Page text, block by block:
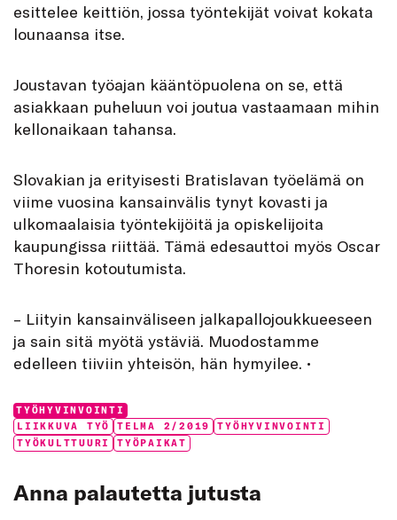
esittelee keittiön, jossa työntekijät voivat kokata
lounaansa itse.
Joustavan työajan kääntöpuolena on se, että
asiakkaan puheluun voi joutua vastaamaan mihin
kellonaikaan tahansa.
Slovakian ja erityisesti Bratislavan työelämä on
viime vuosina kansainvälis tynyt kovasti ja
ulkomaalaisia työntekijöitä ja opiskelijoita
kaupungissa riittää. Tämä edesauttoi myös Oscar
Thoresin kotoutumista.
– Liityin kansainväliseen jalkapallojoukkueeseen
ja sain sitä myötä ystäviä. Muodostamme
edelleen tiiviin yhteisön, hän hymyilee. •
Categories:
TYÖHYVINVOINTI
Tags:
LIIKKUVA TYÖ TELMA 2/2019
TYÖHYVINVOINTI
TYÖKULTTUURI
TYÖPAIKAT
Anna palautetta jutusta